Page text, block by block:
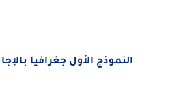
النموذج الأول جغرافيا